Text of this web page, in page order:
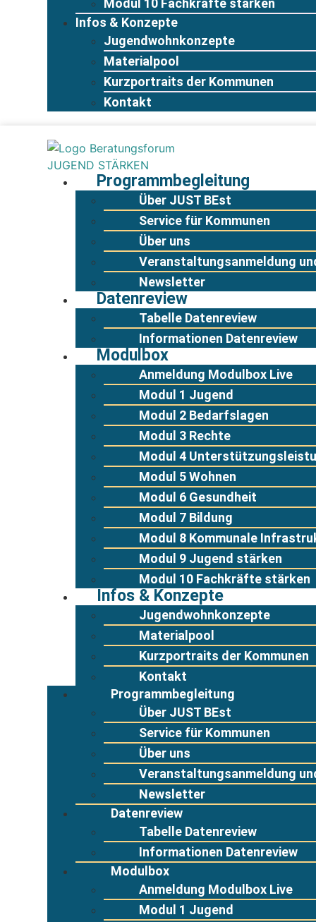
Modul 10 Fachkräfte stärken
Infos & Konzepte
Jugendwohnkonzepte
Materialpool
Kurzportraits der Kommunen
Kontakt
Programmbegleitung
Über JUST BEst
Service für Kommunen
Über uns
Veranstaltungsanmeldung
Newsletter
Datenreview
Tabelle Datenreview
Informationen Datenreview
Modulbox
Anmeldung Modulbox Live
Modul 1 Jugend
Modul 2 Bedarfslagen
Modul 3 Rechte
Modul 4
Modul 5 Wohnen
Modul 6 Gesundheit
Modul 7 Bildung
Modul 8 Kommunale
Modul 9 Jugend stärken
Modul 10 Fachkräfte stärken
Infos & Konzepte
Jugendwohnkonzepte
Materialpool
Kurzportraits der Kommunen
Kontakt
Programmbegleitung
Über JUST BEst
Service für Kommunen
Über uns
Veranstaltungsanmeldung
Newsletter
Datenreview
Tabelle Datenreview
Informationen Datenreview
Modulbox
Anmeldung Modulbox Live
Modul 1 Jugend